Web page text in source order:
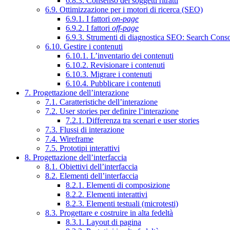
6.9. Ottimizzazione per i motori di ricerca (SEO)
6.9.1. I fattori on-page
6.9.2. I fattori off-page
6.9.3. Strumenti di diagnostica SEO: Search
6.10. Gestire i contenuti
6.10.1. L’inventario dei contenuti
6.10.2. Revisionare i contenuti
6.10.3. Migrare i contenuti
6.10.4. Pubblicare i contenuti
7. Progettazione dell’interazione
7.1. Caratteristiche dell’interazione
7.2. User stories per definire l’interazione
7.2.1. Differenza tra scenari e user stories
7.3. Flussi di interazione
7.4. Wireframe
7.5. Prototipi interattivi
8. Progettazione dell’interfaccia
8.1. Obiettivi dell’interfaccia
8.2. Elementi dell’interfaccia
8.2.1. Elementi di composizione
8.2.2. Elementi interattivi
8.2.3. Elementi testuali (microtesti)
8.3. Progettare e costruire in alta fedeltà
8.3.1. Layout di pagina